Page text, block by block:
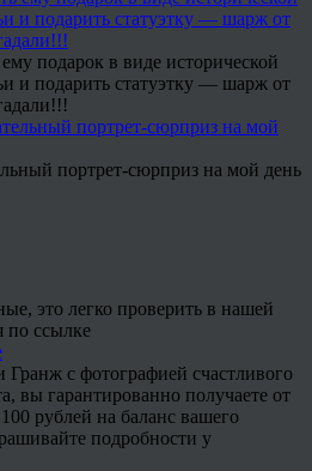
подарок в виде исторической
и подарить статуэтку — шарж от
портрет-сюрприз на мой день
это легко проверить в нашей
по ссылке
с фотографией счастливого
вы гарантированно получаете от
рублей на баланс вашего
подробности у